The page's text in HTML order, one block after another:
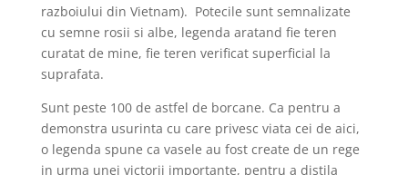
razboiului din Vietnam). Potecile sunt semnalizate
cu semne rosii si albe, legenda aratand fie teren
curatat de mine, fie teren verificat superficial la
suprafata.
Sunt peste 100 de astfel de borcane. Ca pentru a
demonstra usurinta cu care privesc viata cei de aici,
o legenda spune ca vasele au fost create de un rege
in urma unei victorii importante, pentru a distila